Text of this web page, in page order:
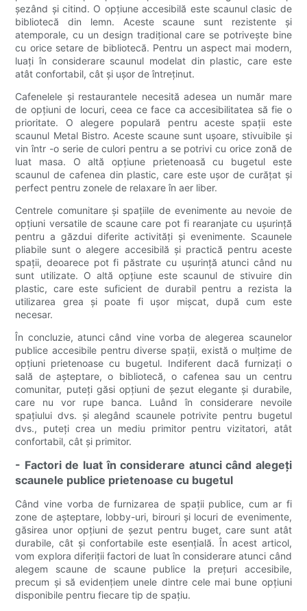
șezând și citind. O opțiune accesibilă este scaunul clasic de
bibliotecă din lemn. Aceste scaune sunt rezistente și
atemporale, cu un design tradițional care se potrivește bine
cu orice setare de bibliotecă. Pentru un aspect mai modern,
luați în considerare scaunul modelat din plastic, care este
atât confortabil, cât și ușor de întreținut.
Cafenelele și restaurantele necesită adesea un număr mare
de opțiuni de locuri, ceea ce face ca accesibilitatea să fie o
prioritate. O alegere populară pentru aceste spații este
scaunul Metal Bistro. Aceste scaune sunt ușoare, stivuibile și
vin într -o serie de culori pentru a se potrivi cu orice zonă de
luat masa. O altă opțiune prietenoasă cu bugetul este
scaunul de cafenea din plastic, care este ușor de curățat și
perfect pentru zonele de relaxare în aer liber.
Centrele comunitare și spațiile de evenimente au nevoie de
opțiuni versatile de scaune care pot fi rearanjate cu ușurință
pentru a găzdui diferite activități și evenimente. Scaunele
pliabile sunt o alegere accesibilă și practică pentru aceste
spații, deoarece pot fi păstrate cu ușurință atunci când nu
sunt utilizate. O altă opțiune este scaunul de stivuire din
plastic, care este suficient de durabil pentru a rezista la
utilizarea grea și poate fi ușor mișcat, după cum este
necesar.
În concluzie, atunci când vine vorba de alegerea scaunelor
publice accesibile pentru diverse spații, există o mulțime de
opțiuni prietenoase cu bugetul. Indiferent dacă furnizați o
sală de așteptare, o bibliotecă, o cafenea sau un centru
comunitar, puteți găsi opțiuni de șezut elegante și durabile,
care nu vor rupe banca. Luând în considerare nevoile
spațiului dvs. și alegând scaunele potrivite pentru bugetul
dvs., puteți crea un mediu primitor pentru vizitatori, atât
confortabil, cât și primitor.
- Factori de luat în considerare atunci când alegeți
scaunele publice prietenoase cu bugetul
Când vine vorba de furnizarea de spații publice, cum ar fi
zone de așteptare, lobby-uri, birouri și locuri de evenimente,
găsirea unor opțiuni de șezut pentru buget, care sunt atât
durabile, cât și confortabile este esențială. În acest articol,
vom explora diferiții factori de luat în considerare atunci când
alegem scaune de scaune publice la prețuri accesibile,
precum și să evidențiem unele dintre cele mai bune opțiuni
disponibile pentru fiecare tip de spațiu.